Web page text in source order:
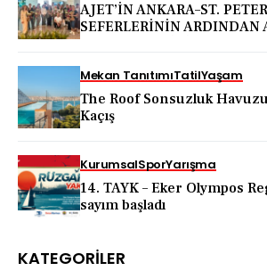
AJET’İN ANKARA–ST.
SEFERLERİNİN ARDINDAN
Mekan TanıtımıTatilYaşam
The Roof Sonsuzluk
Kaçış
KurumsalSporYarışma
14. TAYK – Eker Olympos
sayım başladı
KATEGORILER